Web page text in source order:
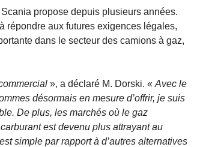
propose depuis plusieurs années.
répondre aux futures exigences légales,
dans le secteur des camions à gaz,
», a déclaré M. Dorski. « Avec le
désormais en mesure d’offrir, je suis
De plus, les marchés où le gaz
est devenu plus attrayant au
simple par rapport à d’autres alternatives